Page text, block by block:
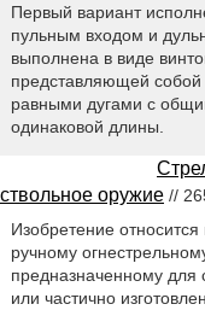
Первый вариант
пульным входом и
выполнена в виде
представляющей
равными дугами с
одинаковой длины.
ствольное оружие //
Изобретение
ручному
предназначенному для
или частично